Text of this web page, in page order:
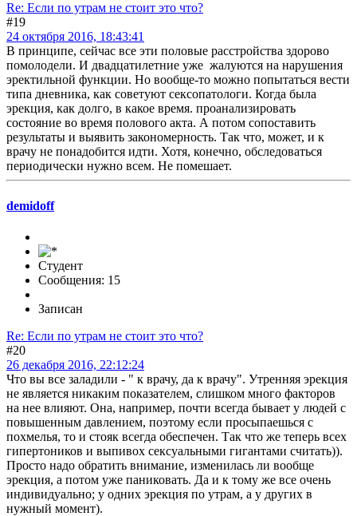
Re: Если по утрам не стоит это что?
#19
24 октября 2016, 18:43:41
В принципе, сейчас все эти половые расстройства здорово
помолодели. И двадцатилетние уже жалуются на нарушения
эректильной функции. Но вообще-то можно попытаться вести
типа дневника, как советуют сексопатологи. Когда была
эрекция, как долго, в какое время. проанализировать
состояние во время полового акта. А потом сопоставить
результаты и выявить закономерность. Так что, может, и к
врачу не понадобится идти. Хотя, конечно, обследоваться
периодически нужно всем. Не помешает.
demidoff
Студент
Сообщения: 15
Записан
Re: Если по утрам не стоит это что?
#20
26 декабря 2016, 22:12:24
Что вы все заладили - " к врачу, да к врачу". Утренняя эрекция
не является никаким показателем, слишком много факторов
на нее влияют. Она, например, почти всегда бывает у людей с
повышенным давлением, поэтому если просыпаешься с
похмелья, то и стояк всегда обеспечен. Так что же теперь всех
гипертоников и выпивох сексуальными гигантами считать)).
Просто надо обратить внимание, изменилась ли вообще
эрекция, а потом уже паниковать. Да и к тому же все очень
индивидуально; у одних эрекция по утрам, а у других в
нужный момент).